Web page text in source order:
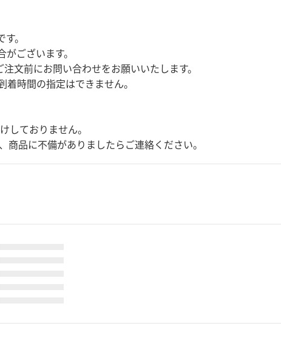
。
ございます。
文前にお問い合わせをお願いいたします。
時間の指定はできません。
しておりません。
品に不備がありましたらご連絡ください。